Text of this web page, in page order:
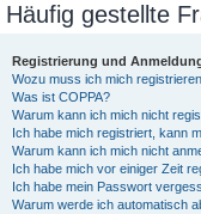
Häufig gestellte
Registrierung und
Wozu muss ich mich
Was ist COPPA?
Warum kann ich mich nicht
Ich habe mich registriert, kann
Warum kann ich mich nicht
Ich habe mich vor einiger Zeit
Ich habe mein Passwort
Warum werde ich automatisch